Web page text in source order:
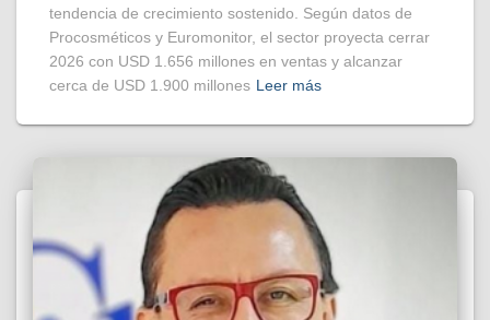
tendencia de crecimiento sostenido. Según datos de
Procosméticos y Euromonitor, el sector proyecta cerrar
2026 con USD 1.656 millones en ventas y alcanzar
cerca de USD 1.900 millones Leer más